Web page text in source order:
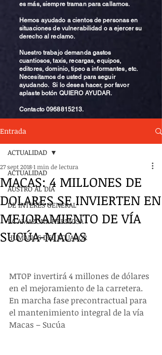
es más, siempre traman para callarnos.
Hemos ayudado a cientos de personas en
situaciones de vulnerabilidad o a ejercer su
derecho al reclamo.
Nuestro trabajo demanda gastos
cuantiosos, taxis, recargas, equipos,
editores, dominio, tipeo a informantes, etc.
Necesitamos de usted para seguir
ayudando. Si lo desea hacer, por favor
aplaste botón QUIERO AYUDAR.
Contacto0968815213.
Entrada
ACTUALIDAD
AUSTRO AL DÍA
DE INTERÉS GENERAL
LA AMAZONA HERMOSA
HUMANOS DEL ECUADOR
ACTUALIDAD
MACAS: 4 MILLONES DE
DOLARES SE INVIERTEN EN
MEJORAMIENTO DE VÍA
SUCÚA-MACAS
27 sept 20181 min de lectura
MTOP invertirá 4 millones de dólares
en el mejoramiento de la carretera.
En marcha fase precontractual para
el mantenimiento integral de la vía
Macas – Sucúa